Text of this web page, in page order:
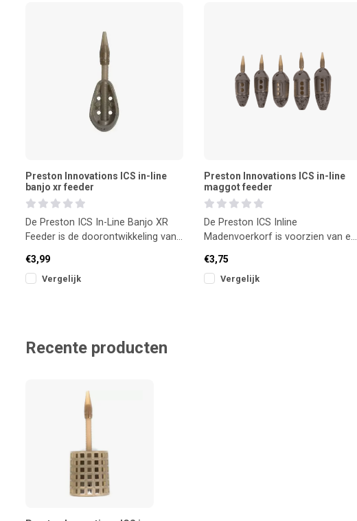
Preston Innovations ICS in-line
banjo xr feeder
De Preston ICS In-Line Banjo XR
Feeder is de doorontwikkeling van
€3,99
Vergelijk
Preston Innovations ICS in-line
maggot feeder
De Preston ICS Inline
Madenvoerkorf is voorzien van een
waardoor je mo
€3,75
Vergelijk
Recente producten